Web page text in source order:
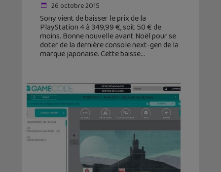
26 octobre 2015
Sony vient de baisser le prix de la
PlayStation 4 à 349,99 €, soit 50 € de
moins. Bonne nouvelle avant Noël pour se
doter de la dernière console next-gen de la
marque japonaise. Cette baisse